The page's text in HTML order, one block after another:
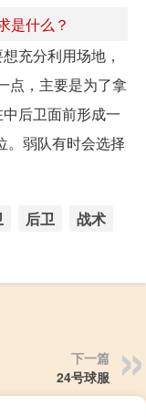
是什么？
充分利用场地，
点，主要是为了拿
后卫面前形成一
。弱队有时会选择
后卫
战术
下一篇
24号球服